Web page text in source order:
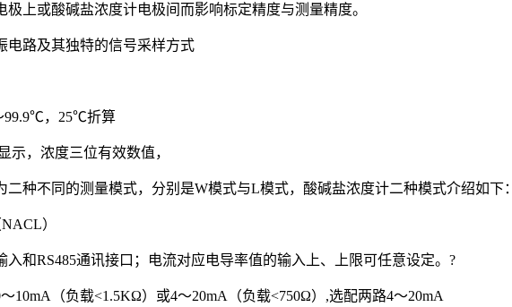
上或酸碱盐浓度计电极间而影响标定精度与测量精度。
路及其独特的信号采样方式
99.9℃，25℃折算
示，浓度三位有效数值，
种不同的测量模式，分别是W模式与L模式，酸碱盐浓度计二种模式介绍如下：
）
和RS485通讯接口；电流对应电导率值的输入上、上限可任意设定。?
10mA（负载<1.5KΩ）或4～20mA（负载<750Ω）,选配两路4～20mA